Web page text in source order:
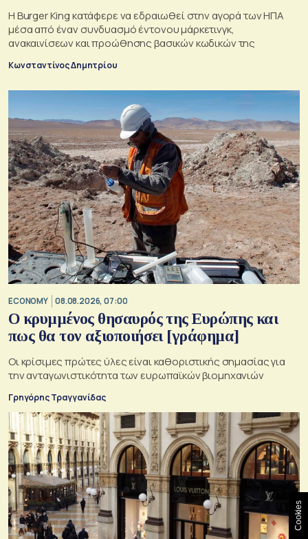
Η Burger King κατάφερε να εδραιωθεί στην αγορά των ΗΠΑ
μέσα από έναν συνδυασμό έντονου μάρκετινγκ,
ανακαινίσεων και προώθησης βασικών κωδικών της
Κωνσταντίνος Δημητρίου
ECONOMY 08.08.2026, 07:00
Ο κρυμμένος θησαυρός της Ευρώπης και
πως θα τον αξιοποιήσει [γράφημα]
Οι κρίσιμες πρώτες ύλες είναι καθοριστικής σημασίας για
την ανταγωνιστικότητα των ευρωπαϊκών βιομηχανιών
Γρηγόρης Τραγγανίδας
Cookies